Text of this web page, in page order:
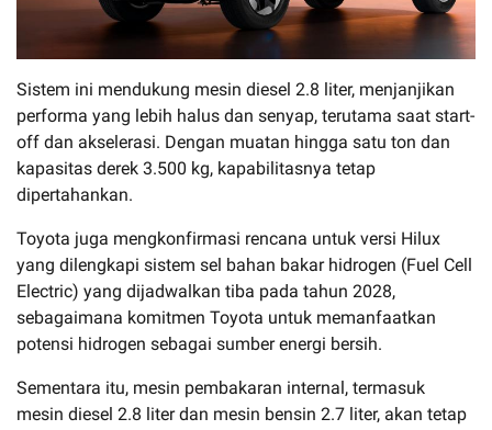
Sistem ini mendukung mesin diesel 2.8 liter, menjanjikan
performa yang lebih halus dan senyap, terutama saat start-
off dan akselerasi. Dengan muatan hingga satu ton dan
kapasitas derek 3.500 kg, kapabilitasnya tetap
dipertahankan.
Toyota juga mengkonfirmasi rencana untuk versi Hilux
yang dilengkapi sistem sel bahan bakar hidrogen (Fuel Cell
Electric) yang dijadwalkan tiba pada tahun 2028,
sebagaimana komitmen Toyota untuk memanfaatkan
potensi hidrogen sebagai sumber energi bersih.
Sementara itu, mesin pembakaran internal, termasuk
mesin diesel 2.8 liter dan mesin bensin 2.7 liter, akan tetap